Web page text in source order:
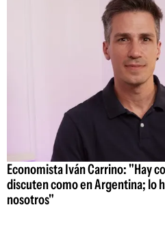
Economista Iván Carrino: "Hay
discuten como en Argentina; lo
nosotros"